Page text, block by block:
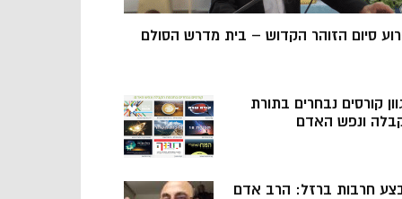
סיום הזוהר הקדוש – בית מדרש הסולם
קורסים נבחרים בתורת
ונפש האדם
חרבות ברזל: הרב אדם